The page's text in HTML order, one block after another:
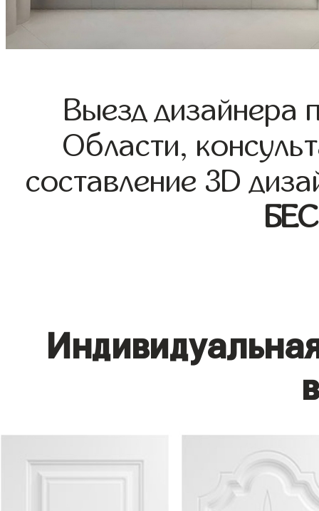
Выезд дизайнера
Области,
составление 3D